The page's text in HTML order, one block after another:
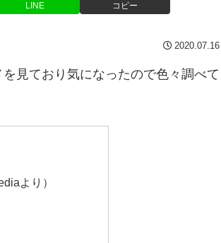
LINE コピー
2020.07.16
見ており気になったので色々調べて
より）